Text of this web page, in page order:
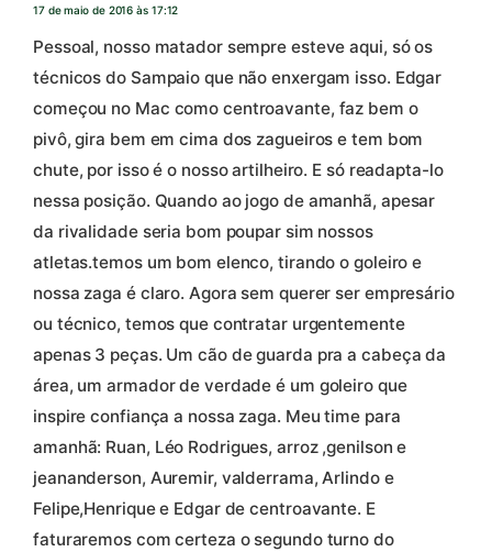
17 de maio de 2016 às 17:12
Pessoal, nosso matador sempre esteve aqui, só os
técnicos do Sampaio que não enxergam isso. Edgar
começou no Mac como centroavante, faz bem o
pivô, gira bem em cima dos zagueiros e tem bom
chute, por isso é o nosso artilheiro. E só readapta-lo
nessa posição. Quando ao jogo de amanhã, apesar
da rivalidade seria bom poupar sim nossos
atletas.temos um bom elenco, tirando o goleiro e
nossa zaga é claro. Agora sem querer ser empresário
ou técnico, temos que contratar urgentemente
apenas 3 peças. Um cão de guarda pra a cabeça da
área, um armador de verdade é um goleiro que
inspire confiança a nossa zaga. Meu time para
amanhã: Ruan, Léo Rodrigues, arroz ,genilson e
jeananderson, Auremir, valderrama, Arlindo e
Felipe,Henrique e Edgar de centroavante. E
faturaremos com certeza o segundo turno do